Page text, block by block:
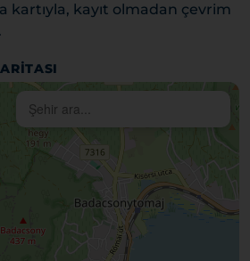
kartıyla, kayıt olmadan çevrim